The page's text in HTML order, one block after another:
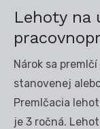
Lehoty na
Nárok sa
stanovenej
Premlčacia
je 3 ročná.